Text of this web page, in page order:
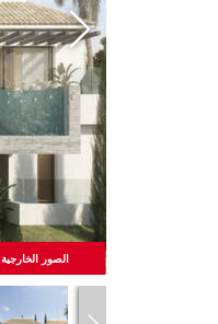
الصور الخارجية